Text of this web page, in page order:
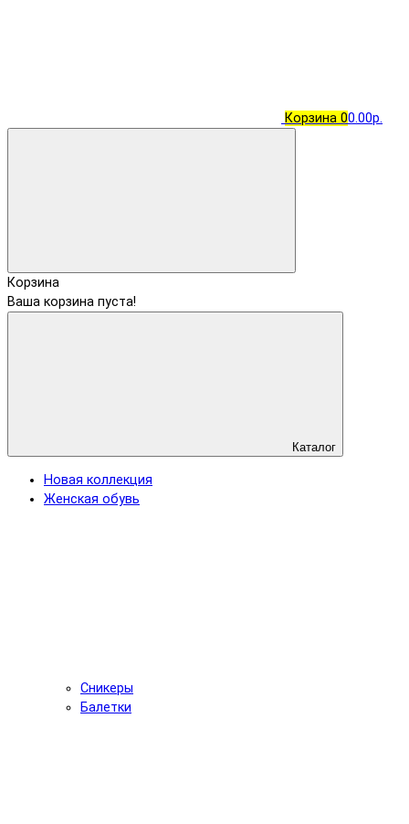
Корзина 00.00р.
Корзина
Ваша корзина пуста!
Каталог
Новая коллекция
Женская обувь
Сникеры
Балетки